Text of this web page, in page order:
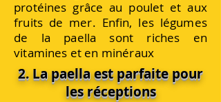
protéines grâce au poulet et aux
fruits de mer. Enfin, les légumes
de la paella sont riches en
vitamines et en minéraux
2. La paella est parfaite pour
les réceptions